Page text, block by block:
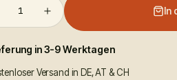
1 In
in 3-9 Werktagen
Versand in DE, AT & CH